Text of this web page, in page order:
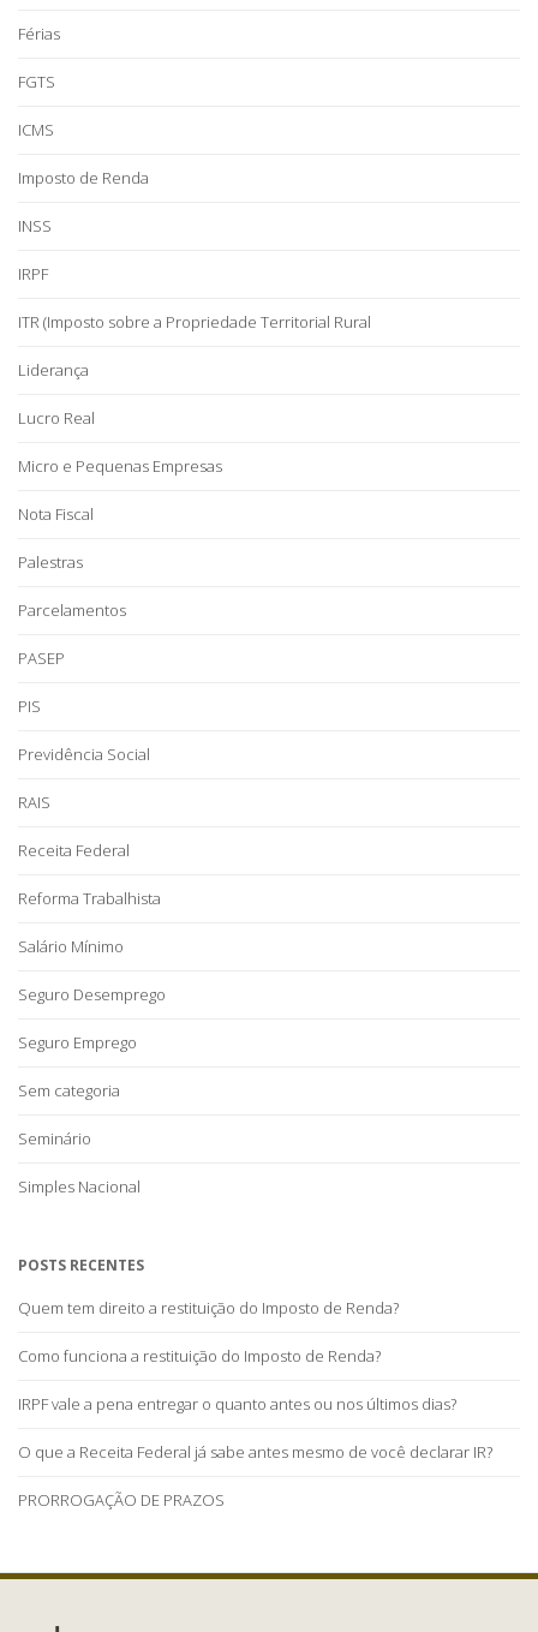
Férias
FGTS
ICMS
Imposto de Renda
INSS
IRPF
ITR (Imposto sobre a Propriedade Territorial Rural
Liderança
Lucro Real
Micro e Pequenas Empresas
Nota Fiscal
Palestras
Parcelamentos
PASEP
PIS
Previdência Social
RAIS
Receita Federal
Reforma Trabalhista
Salário Mínimo
Seguro Desemprego
Seguro Emprego
Sem categoria
Seminário
Simples Nacional
POSTS RECENTES
Quem tem direito a restituição do Imposto de Renda?
Como funciona a restituição do Imposto de Renda?
IRPF vale a pena entregar o quanto antes ou nos últimos dias?
O que a Receita Federal já sabe antes mesmo de você declarar IR?
PRORROGAÇÃO DE PRAZOS